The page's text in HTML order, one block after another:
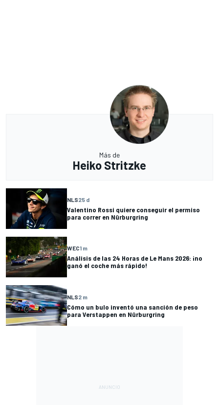
Más de
Heiko Stritzke
NLS25 d
Valentino Rossi quiere conseguir el permiso
para correr en Nürburgring
WEC1 m
Análisis de las 24 Horas de Le Mans 2026: ¡no
ganó el coche más rápido!
NLS2 m
Cómo un bulo inventó una sanción de peso
para Verstappen en Nürburgring